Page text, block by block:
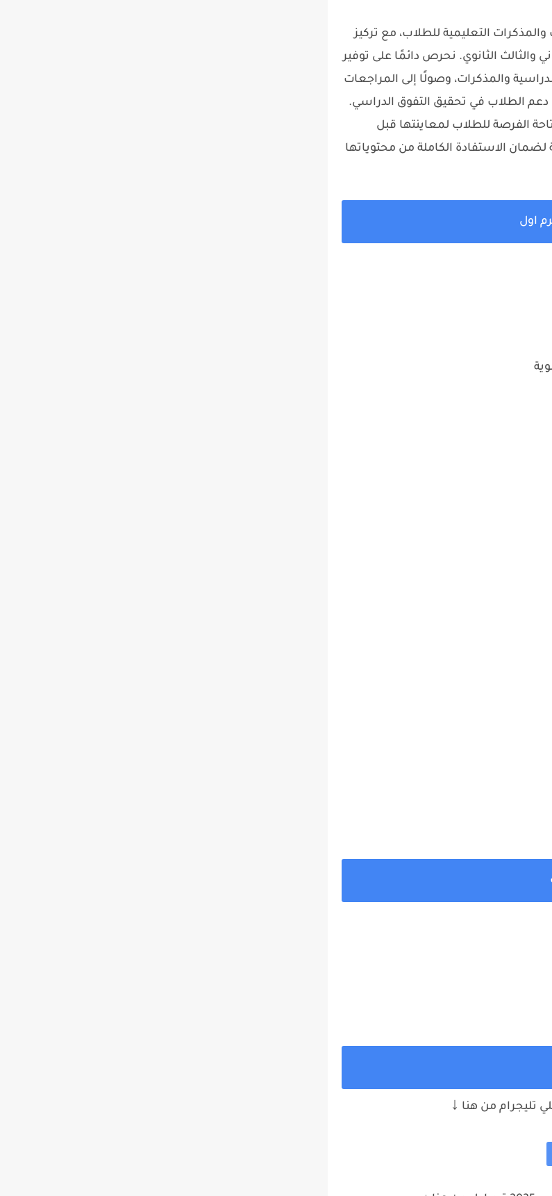
التعليمية للطلاب، مع تركيز
والثالث الثانوي. نحرص دائمًا على توفير
والمذكرات، وصولًا إلى المراجعات
الطلاب في تحقيق التفوق الدراسي.
الفرصة للطلاب لمعاينتها قبل
الاستفادة الكاملة من محتوياتها
↓